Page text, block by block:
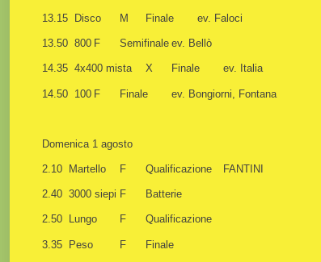
13.15 Disco M Finale ev. Faloci
13.50 800 F Semifinale ev. Bellò
14.35 4x400 mista X Finale ev. Italia
14.50 100 F Finale ev. Bongiorni, Fontana
Domenica 1 agosto
2.10 Martello F Qualificazione FANTINI
2.40 3000 siepi F Batterie
2.50 Lungo F Qualificazione
3.35 Peso F Finale